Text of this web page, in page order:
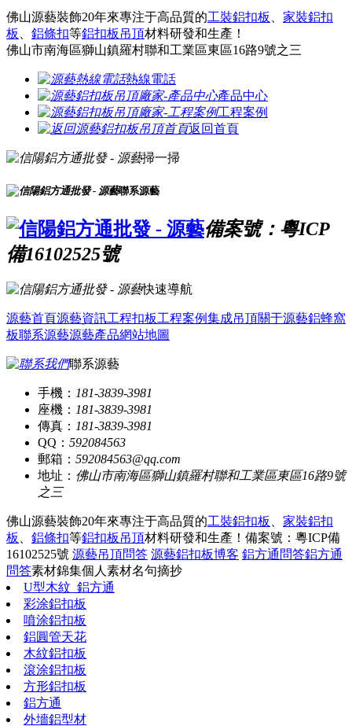
佛山源藝裝飾20年來專注于高品質的工裝鋁扣板
家裝鋁扣
板
鋁條扣等鋁扣板吊頂材料研發和生產！
佛山市南海區獅山鎮羅村聯和工業區東區16路9號之三
熱線電話
產品中心
工程案例
返回首頁
掃一掃
聯系源藝
備案號：粵ICP
備16102525號
快速導航
源藝首頁源藝資訊工程扣板工程案例集成吊頂關于源藝鋁蜂窩
板聯系源藝源藝產品網站地圖
聯系源藝
手機： 181-3839-3981
座機： 181-3839-3981
傳真： 181-3839-3981
QQ： 592084563
郵箱： 592084563@qq.com
地址： 佛山市南海區獅山鎮羅村聯和工業區東區16路9號
之三
佛山源藝裝飾20年來專注于高品質的工裝鋁扣板 、 家裝鋁扣
板 、 鋁條扣等鋁扣板吊頂材料研發和生產！ 備案號：粵ICP備
16102525號 源藝吊頂問答 源藝鋁扣板博客 鋁方通問答鋁方通
問答素材錦集個人素材名句摘抄
U型木紋_鋁方通
彩涂鋁扣板
噴涂鋁扣板
鋁圓管天花
木紋鋁扣板
滾涂鋁扣板
方形鋁扣板
鋁方通
外墻鋁型材